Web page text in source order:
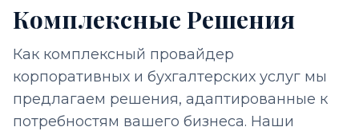
Комплексные Решения
Как комплексный провайдер
корпоративных и бухгалтерских услуг мы
предлагаем решения, адаптированные к
потребностям вашего бизнеса. Наши